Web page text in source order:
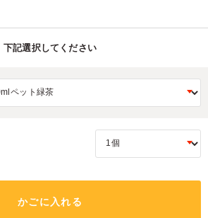
下記選択してください
かごに入れる